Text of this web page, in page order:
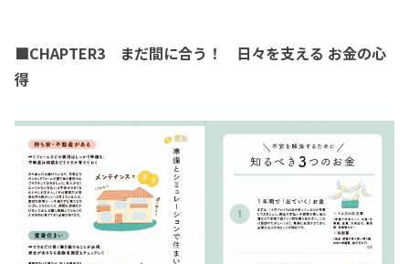
■CHAPTER3 まだ間に合う！ 日々を支える お金の心
得